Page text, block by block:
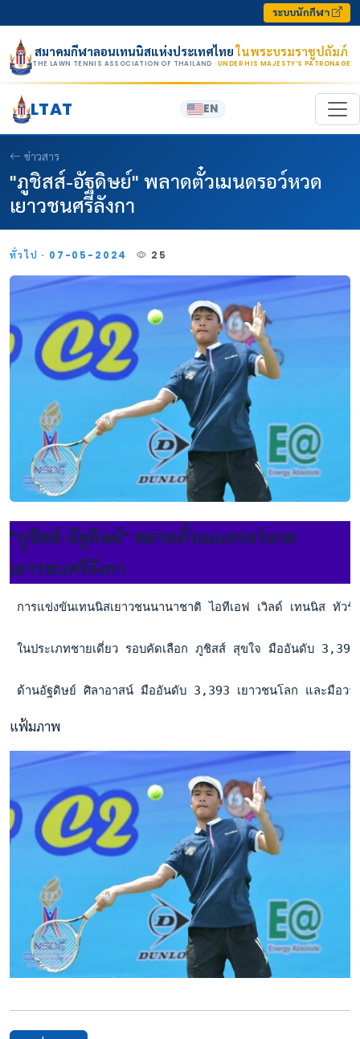
ระบบนักกีฬา
สมาคมกีฬาลอนเทนนิสแห่งประเทศไทยในพระบรมราชูปถัมภ์
THE LAWN TENNIS ASSOCIATION OF THAILAND · UNDER HIS MAJESTY’S PATRONAGE
LTAT EN
ข่าวสาร
"ภูชิสส์-อัฐดิษย์" พลาดตั๋วเมนดรอว์หวด
เยาวชนศรีลังกา
ทั่วไป · 07-05-2024 25
"ภูชิสส์-อัฐดิษย์" พลาดตั๋วเมนดรอว์หวด
เยาวชนศรีลังกา
การแข่งขันเทนนิสเยาวชนนานาชาติ ไอทีเอฟ เวิลด์ เทนนิส ทั
ในประเภทชายเดี่ยว รอบคัดเลือก ภูชิสส์ สุขใจ มืออันดับ
ด้านอัฐดิษย์ ศิลาอาสน์ มืออันดับ 3,393 เยาวชนโลก และมือว
แฟ้มภาพ